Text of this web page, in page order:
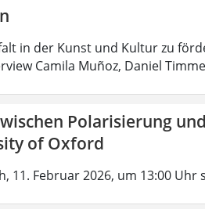
in der Kunst und Kultur zu
Camila Muñoz, Daniel
Polarisierung
of Oxford
11. Februar 2026, um 13:00